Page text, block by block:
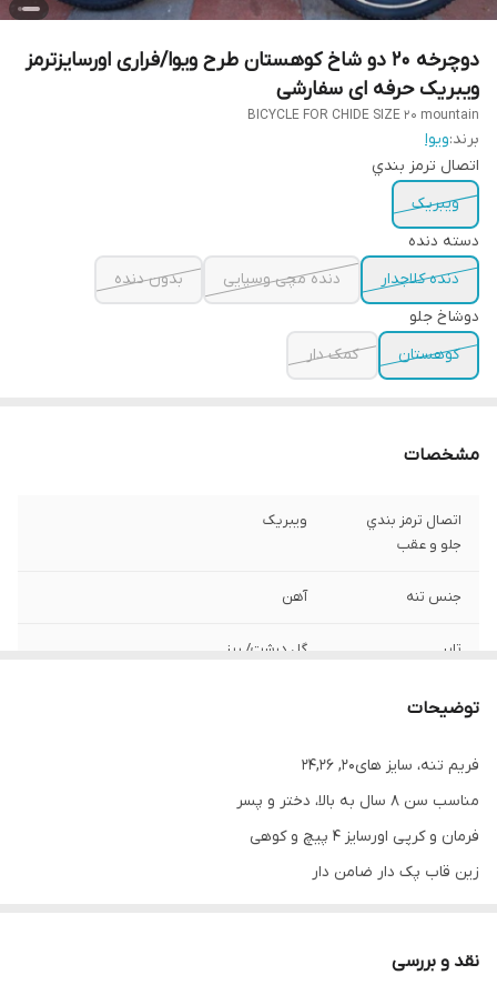
دوچرخه ۲۰ دو شاخ کوهستان طرح ویوا/فراری اورسایزترمز
ویبریک حرفه ای سفارشی
BICYCLE FOR CHIDE SIZE 20 mountain
برند:ویوا
اتصال ترمز بندي
ویبریک
دسته دنده
دنده کلاجدار
دنده مچی وسپایی
بدون دنده
دوشاخ جلو
کوهستان
کمک دار
مشخصات
اتصال ترمز بندي
جلو و عقب
ویبریک
جنس تنه آهن
تایر گل درشت/ ريز
زین
اور سایز کوهستان
برند سفارشي ویتارا/ ویوا/ المپیا/ولف
توضیحات
فریم تنه، سایز های20, 24,26
مناسب سن ٨ سال به بالا، دختر و پسر
فرمان و کر‌پی اورسایز ۴ پیچ و کوهی
زین قاب پک دار ضامن دار
نقد و بررسی